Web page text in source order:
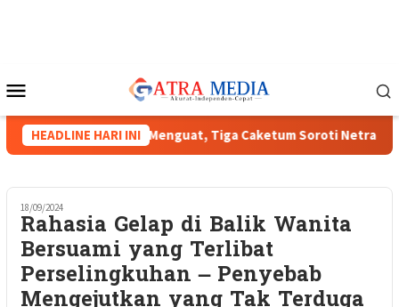
Mobile
HEADLINE HARI INI
HIPMI XVIII Menguat, Tiga Caketum Soroti Netralitas
18/09/2024
Rahasia Gelap di Balik Wanita
Bersuami yang Terlibat
Perselingkuhan – Penyebab